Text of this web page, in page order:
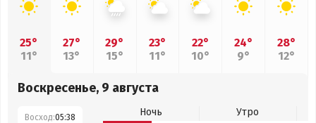
25°
11°
27°
13°
29°
15°
23°
11°
22°
10°
24°
9°
28°
12°
Воскресенье, 9 августа
Восход:05:38 Ночь
Утро